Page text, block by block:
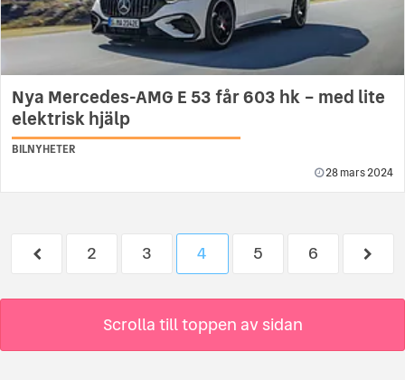
Nya Mercedes-AMG E 53 får 603 hk – med lite
elektrisk hjälp
BILNYHETER
28 mars 2024
2 3 4 5 6
Scrolla till toppen av sidan